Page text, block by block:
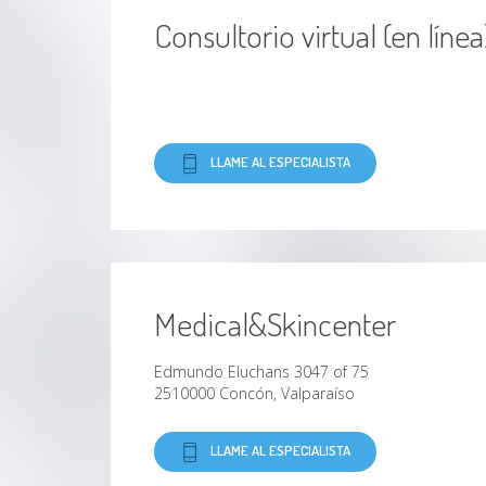
Consultorio virtual (en
LLAME AL ESPECIALISTA
Medical&Skincenter
Edmundo Eluchans 3047 of 75
2510000 Concón, Valparaíso
LLAME AL ESPECIALISTA